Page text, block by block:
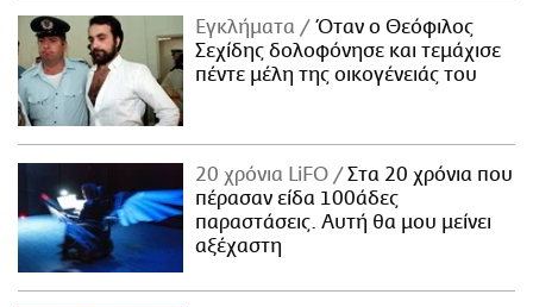
Εγκλήματα
Όταν ο Θεόφιλος
Σεχίδης δολοφόνησε και τεμάχισε
πέντε μέλη της οικογένειάς του
20 χρόνια LiFO
Στα 20 χρόνια που
πέρασαν είδα 100άδες
παραστάσεις. Αυτή θα μου μείνει
αξέχαστη